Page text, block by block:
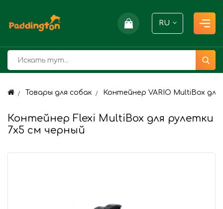
RU
Товары для собак Контейнер VARIO MultiBox
Контейнер Flexi MultiBox для рулетки
7х5 см черный